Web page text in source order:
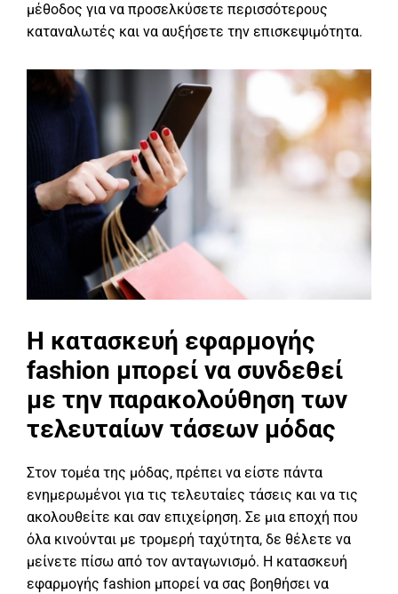
μέθοδος για να προσελκύσετε περισσότερους
καταναλωτές και να αυξήσετε την επισκεψιμότητα.
Η κατασκευή εφαρμογής
fashion μπορεί να συνδεθεί
με την παρακολούθηση των
τελευταίων τάσεων μόδας
Στον τομέα της μόδας, πρέπει να είστε πάντα
ενημερωμένοι για τις τελευταίες τάσεις και να τις
ακολουθείτε και σαν επιχείρηση. Σε μια εποχή που
όλα κινούνται με τρομερή ταχύτητα, δε θέλετε να
μείνετε πίσω από τον ανταγωνισμό. Η κατασκευή
εφαρμογής fashion μπορεί να σας βοηθήσει να